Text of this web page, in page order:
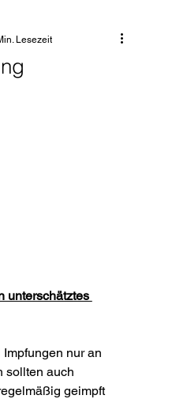
Lesezeit
unterschätztes
nur an
sollten auch
geimpft